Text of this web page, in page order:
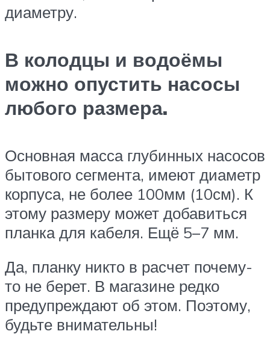
диаметру.
В колодцы и водоёмы
можно опустить насосы
любого размера.
Основная масса глубинных насосов
бытового сегмента, имеют диаметр
корпуса, не более 100мм (10см). К
этому размеру может добавиться
планка для кабеля. Ещё 5–7 мм.
Да, планку никто в расчет почему-
то не берет. В магазине редко
предупреждают об этом. Поэтому,
будьте внимательны!